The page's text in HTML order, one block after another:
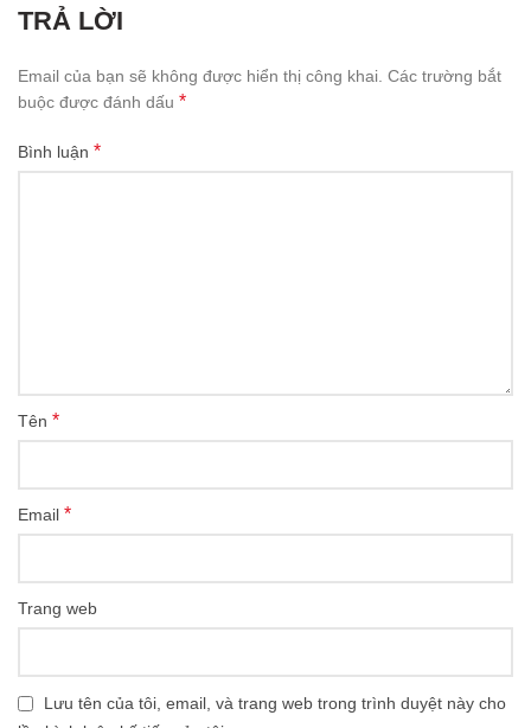
TRẢ LỜI
Email của bạn sẽ không được hiển thị công khai. Các trường bắt
buộc được đánh dấu *
Bình luận *
Tên *
Email *
Trang web
Lưu tên của tôi, email, và trang web trong trình duyệt này cho